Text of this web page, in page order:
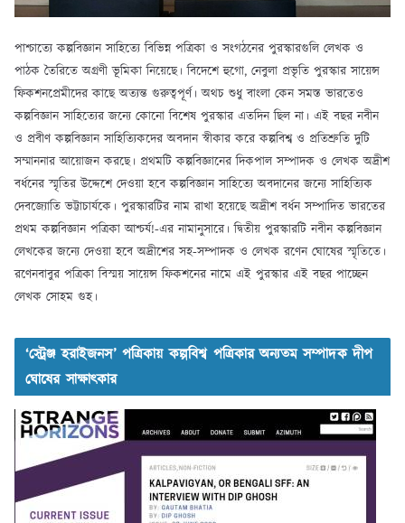
পাশ্চাত্যে কল্পবিজ্ঞান সাহিত্যে বিভিন্ন পত্রিকা ও সংগঠনের পুরস্কারগুলি লেখক ও
পাঠক তৈরিতে অগ্রণী ভূমিকা নিয়েছে। বিদেশে হুগো, নেবুলা প্রভৃতি পুরস্কার সায়েন্স
ফিকশনপ্রেমীদের কাছে অত্যন্ত গুরুত্বপূর্ণ। অথচ শুধু বাংলা কেন সমস্ত ভারতেও
কল্পবিজ্ঞান সাহিত্যের জন্যে কোনো বিশেষ পুরস্কার এতদিন ছিল না। এই বছর নবীন
ও প্রবীণ কল্পবিজ্ঞান সাহিত্যিকদের অবদান স্বীকার করে কল্পবিশ্ব ও প্রতিশ্রুতি দুটি
সম্মাননার আয়োজন করছে। প্রথমটি কল্পবিজ্ঞানের দিকপাল সম্পাদক ও লেখক অদ্রীশ
বর্ধনের স্মৃতির উদ্দেশে দেওয়া হবে কল্পবিজ্ঞান সাহিত্যে অবদানের জন্যে সাহিত্যিক
দেবজ্যোতি ভট্টাচার্যকে। পুরস্কারটির নাম রাখা হয়েছে অদ্রীশ বর্ধন সম্পাদিত ভারতের
প্রথম কল্পবিজ্ঞান পত্রিকা আশ্চর্য!-এর নামানুসারে। দ্বিতীয় পুরস্কারটি নবীন কল্পবিজ্ঞান
লেখকের জন্যে দেওয়া হবে অদ্রীশের সহ-সম্পাদক ও লেখক রণেন ঘোষের স্মৃতিতে।
রণেনবাবুর পত্রিকা বিস্ময় সায়েন্স ফিকশনের নামে এই পুরস্কার এই বছর পাচ্ছেন
লেখক সোহম গুহ।
‘স্ট্রেঞ্জ হরাইজনস’ পত্রিকায় কল্পবিশ্ব পত্রিকার অন্যতম সম্পাদক দীপ
ঘোষের সাক্ষাৎকার